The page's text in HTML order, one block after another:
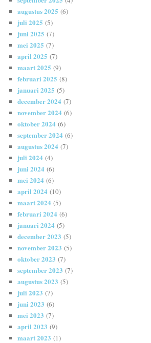
augustus 2025 (6)
juli 2025 (5)
juni 2025 (7)
mei 2025 (7)
april 2025 (7)
maart 2025 (9)
februari 2025 (8)
januari 2025 (5)
december 2024 (7)
november 2024 (6)
oktober 2024 (6)
september 2024 (6)
augustus 2024 (7)
juli 2024 (4)
juni 2024 (6)
mei 2024 (6)
april 2024 (10)
maart 2024 (5)
februari 2024 (6)
januari 2024 (5)
december 2023 (5)
november 2023 (5)
oktober 2023 (7)
september 2023 (7)
augustus 2023 (5)
juli 2023 (7)
juni 2023 (6)
mei 2023 (7)
april 2023 (9)
maart 2023 (1)